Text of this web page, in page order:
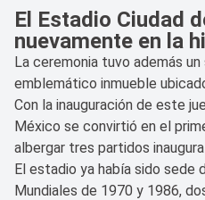
El Estadio Ciudad
nuevamente en la
La ceremonia tuvo además
emblemático inmueble
Con la inauguración de este
México se convirtió en el
albergar tres partidos
El estadio ya había sido sede
Mundiales de 1970 y 1986,